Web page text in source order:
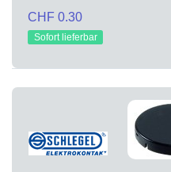
CHF 0.30
Sofort lieferbar